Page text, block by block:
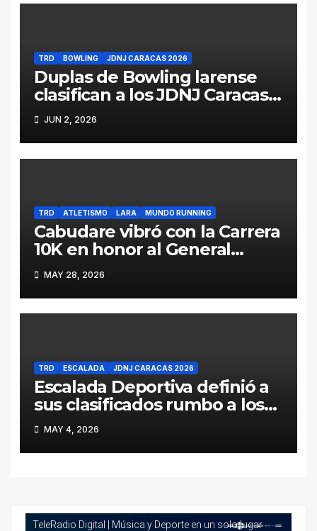
TRD BOWLING JDNJ CARACAS 2026
Duplas de Bowling larense
clasifican a los JDNJ Caracas
2026
JUN 2, 2026
TRD ATLETISMO LARA MUNDO RUNNING
Cabudare vibró con la Carrera
10K en honor al General
Jacinto Lara (Galería y
Resultados)
MAY 28, 2026
TRD ESCALADA JDNJ CARACAS 2026
Escalada Deportiva definió a
sus clasificados rumbo a los
Juegos Deportivos
Nacionales Juveniles Caracas
2026
MAY 4, 2026